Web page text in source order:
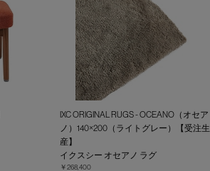
IXC ORIGINAL RUGS - OCEANO（オセア
ノ）140×200（ライトグレー）【受注生
産】
イクスシー オセアノ ラグ
￥268,400